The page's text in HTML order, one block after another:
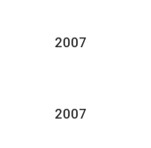
2007
2007